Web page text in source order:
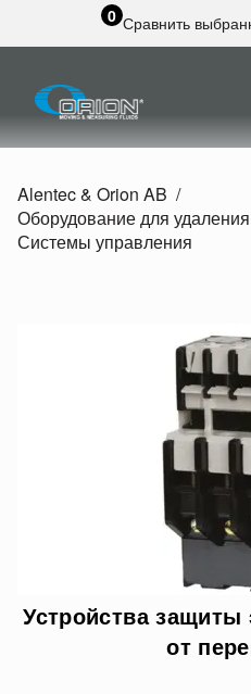
0 Сравнить
Alentec & Orion AB
Оборудование для
Системы управления
Устройства защиты
от